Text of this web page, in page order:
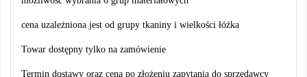
cena uzależniona jest od grupy tkaniny i wielkości łóżka
Towar dostępny tylko na zamówienie
Termin dostawy oraz cena po złożeniu zapytania do sprzedawcy